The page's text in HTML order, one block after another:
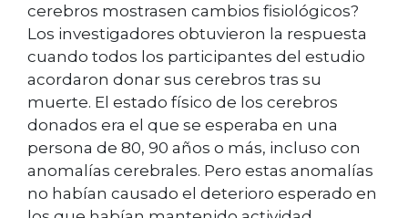
cerebros mostrasen cambios fisiológicos?
Los investigadores obtuvieron la respuesta
cuando todos los participantes del estudio
acordaron donar sus cerebros tras su
muerte. El estado físico de los cerebros
donados era el que se esperaba en una
persona de 80, 90 años o más, incluso con
anomalías cerebrales. Pero estas anomalías
no habían causado el deterioro esperado en